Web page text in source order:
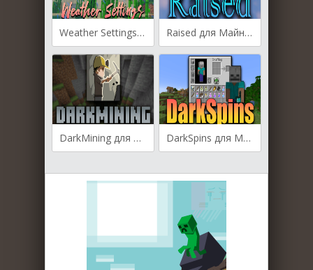
Weather Settings для Майнкрафт [1.20.1, 1.19.4, 1.19.2] Raised для Майнкрафт [1.20.1, 1.20, 1.19.4]
DarkMining для Майнкрафт [1.19.4, 1.19.3] DarkSpins для Майнкрафт [1.19.3, 1.19.2, 1.19.1]